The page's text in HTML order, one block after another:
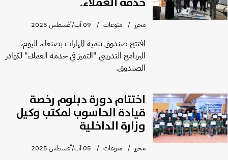
محرر منوعات 09 آب/أغسطس 2025
افتتح صندوق تنمية المهارات بصنعاء، اليوم،
البرنامج التدريبي "التميز في خدمة العملاء" لكوادر
الصندوق.
اختتام دورة دبلوم رخصة
قيادة الحاسوب لمكتب وكيل
وزارة الداخلية
محرر منوعات 05 آب/أغسطس 2025